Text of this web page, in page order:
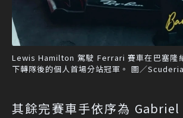
Lewis Hamilton 駕駛 Ferrari 賽車在巴塞隆
下轉隊後的個人首場分站冠軍。 圖／
其餘完賽車手依序為